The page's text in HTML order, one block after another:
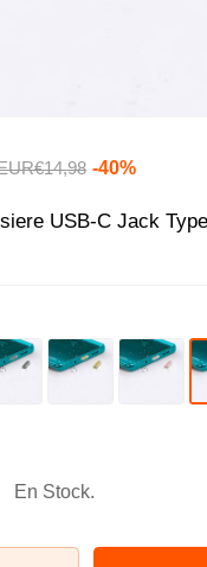
98 -40%
USB-C Jack
En Stock.